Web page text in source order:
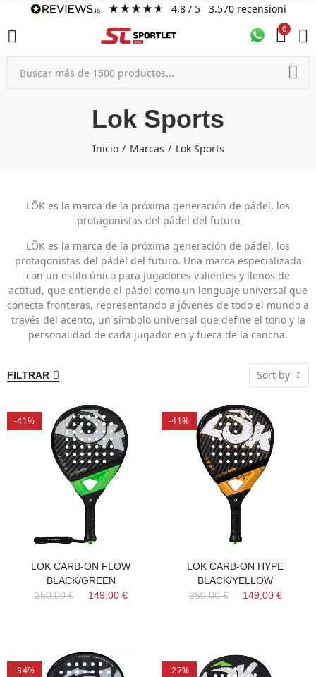
4,8/ 5 3.570 recensioni
0
Lok Sports
Inicio Marcas Lok Sports
LÕK es la marca de la próxima generación de pádel, los
protagonistas del pádel del futuro
LÕK es la marca de la próxima generación de pádel, los
protagonistas del pádel del futuro. Una marca especializada
con un estilo único para jugadores valientes y llenos de
actitud, que entiende el pádel como un lenguaje universal que
conecta fronteras, representando a jóvenes de todo el mundo a
través del acento, un símbolo universal que define el tono y la
personalidad de cada jugador en y fuera de la cancha.
FILTRAR Sort by
-41%
LOK CARB-ON FLOW
BLACK/GREEN
250,00 €
149,00 €
-41%
LOK CARB-ON HYPE
BLACK/YELLOW
250,00 €
149,00 €
-34% -27%